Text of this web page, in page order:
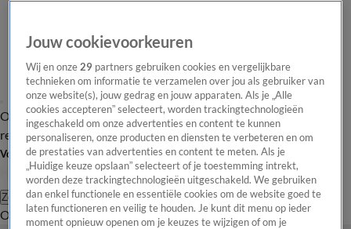
Overzicht Laatste nieuws Regionieuws Het beste van Hart
Tip de
redactie
Volg Hart van Nederland
Zoeken
OverzichtRegioUitzendingenWeerTip de redactiePanelVideo's
Jouw cookievoorkeuren
Wij en onze29 partners gebruiken cookies en vergelijkbare
technieken om informatie te verzamelen over jou als gebruiker van
onze website(s), jouw gedrag en jouw apparaten. Als je „Alle
cookies accepteren” selecteert, worden trackingtechnologieën
ingeschakeld om onze advertenties en content te kunnen
personaliseren, onze producten en diensten te verbeteren en om
de prestaties van advertenties en content te meten. Als je
„Huidige keuze opslaan” selecteert of je toestemming intrekt,
worden deze trackingtechnologieën uitgeschakeld. We gebruiken
dan enkel functionele en essentiële cookies om de website goed te
laten functioneren en veilig te houden. Je kunt dit menu op ieder
moment opnieuw openen om je keuzes te wijzigen of om je